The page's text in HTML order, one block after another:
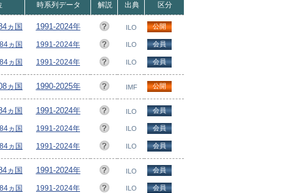
時系列データ 解説 出典 区分
ヵ国 1991-2024年 ILO 公開
ヵ国 1991-2024年 ILO 会員
ヵ国 1991-2024年 ILO 会員
ヵ国 1990-2025年 IMF 公開
ヵ国 1991-2024年 ILO 会員
ヵ国 1991-2024年 ILO 会員
ヵ国 1991-2024年 ILO 会員
ヵ国 1991-2024年 ILO 会員
ヵ国 1991-2024年 ILO 会員